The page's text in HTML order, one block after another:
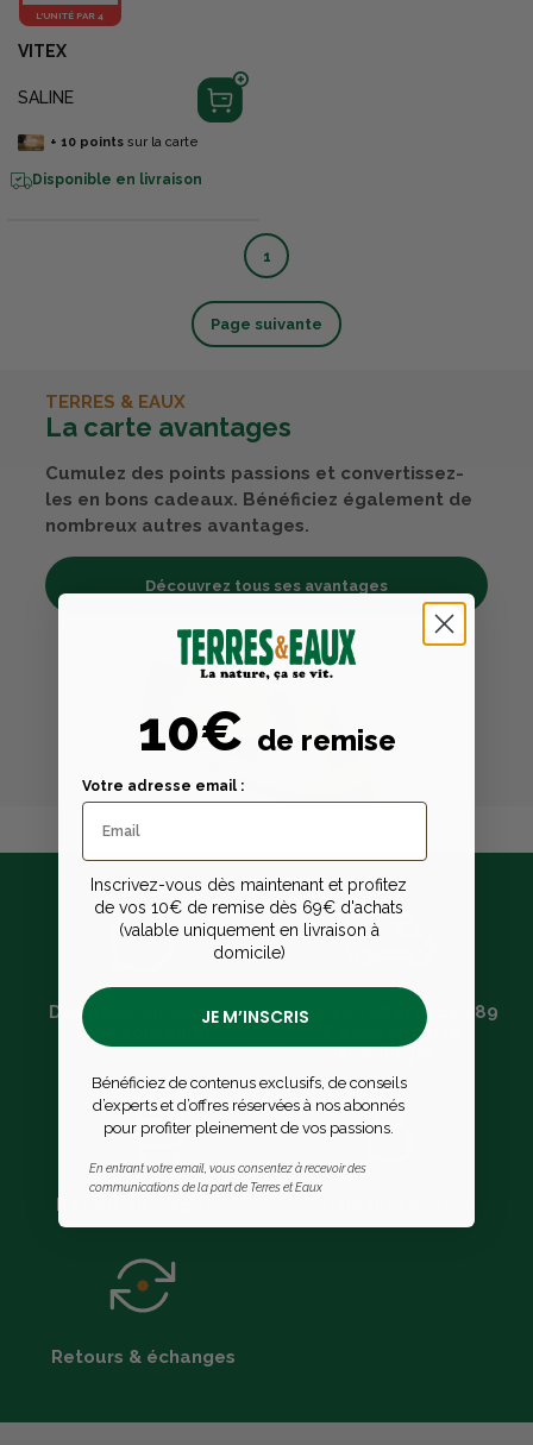
L'UNITÉ PAR 4
VITEX
SALINE
+ 10pointssur la carte
Disponible en livraison
1
Page suivante
TERRES & EAUX
La carte avantages
Cumulez des points passions et convertissez-
les en bons cadeaux. Bénéficiez également de
nombreux autres avantages.
Découvrez tous ses avantages
Des passionnés pour
vous conseiller
Livraison offerte dès 89
€ avec la carte
avantages*
Retrait en magasin
Retours & échanges
10€ de remise
Votre adresse email :
Inscrivez-vous dès maintenant et profitez
de vos 10€ de remise dès 69€ d'achats
(valable uniquement en livraison à
domicile)
JE M’INSCRIS
Bénéficiez de contenus exclusifs, de conseils
d’experts et d’offres réservées à nos abonnés
pour profiter pleinement de vos passions.
En entrant votre email, vous consentez à recevoir des
communications de la part de Terres et Eaux